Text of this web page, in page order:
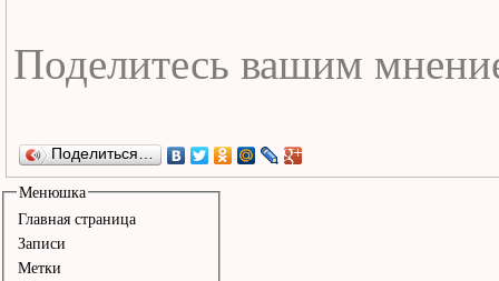
Поделиться…
Менюшка
Главная страница
Записи
Метки